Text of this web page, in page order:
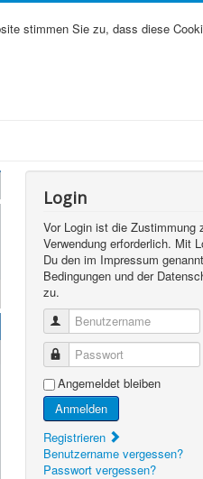
stimmen Sie zu, dass diese
Login
Vor Login ist die Zustimmung
Verwendung erforderlich. Mit
Du den im Impressum
Bedingungen und der
zu.
Benutzername
Passwort
Angemeldet bleiben
Anmelden
Registrieren
Benutzername vergessen?
Passwort vergessen?